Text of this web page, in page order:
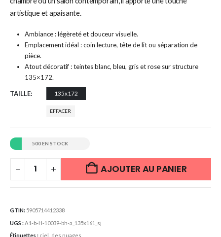
artistique et apaisante.
Ambiance : légèreté et douceur visuelle.
Emplacement idéal : coin lecture, tête de lit ou séparation de
pièce.
Atout décoratif : teintes blanc, bleu, gris et rose sur structure
135×172.
TAILLE 135x172
EFFACER
500 EN STOCK
AJOUTER AU PANIER
GTIN: 5905714412338
UGS :A1-b-H-10039-bh-a_135x161_sj
Étiquettes : ciel des nuages